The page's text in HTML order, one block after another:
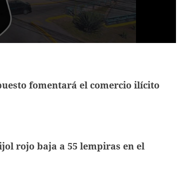
fomentará el comercio ilícito
rojo baja a 55 lempiras en el